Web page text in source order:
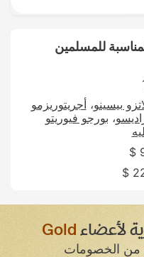
للمسلمين
بيسينو أجريتوريزمو
بورجو فيوريتو
لأعضاءGold
من الخصومات